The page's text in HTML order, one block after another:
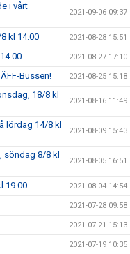
i vårt
2021-09-06 09:37
kl 14.00 2021-08-28 15:51
2021-08-27 17:10
Bussen! 2021-08-25 15:18
18/8 kl
2021-08-16 11:49
lördag 14/8 kl
2021-08-09 15:43
söndag 8/8 kl
2021-08-05 16:51
19:00 2021-08-04 14:54
2021-07-28 09:58
2021-07-21 15:13
2021-07-19 10:35